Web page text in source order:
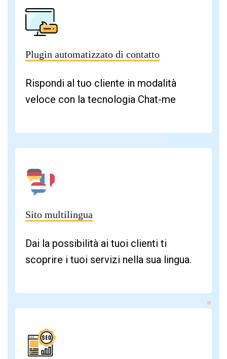
Plugin automatizzato di contatto
Rispondi al tuo cliente in modalità
veloce con la tecnologia Chat-me
Sito multilingua
Dai la possibilità ai tuoi clienti ti
scoprire i tuoi servizi nella sua lingua.